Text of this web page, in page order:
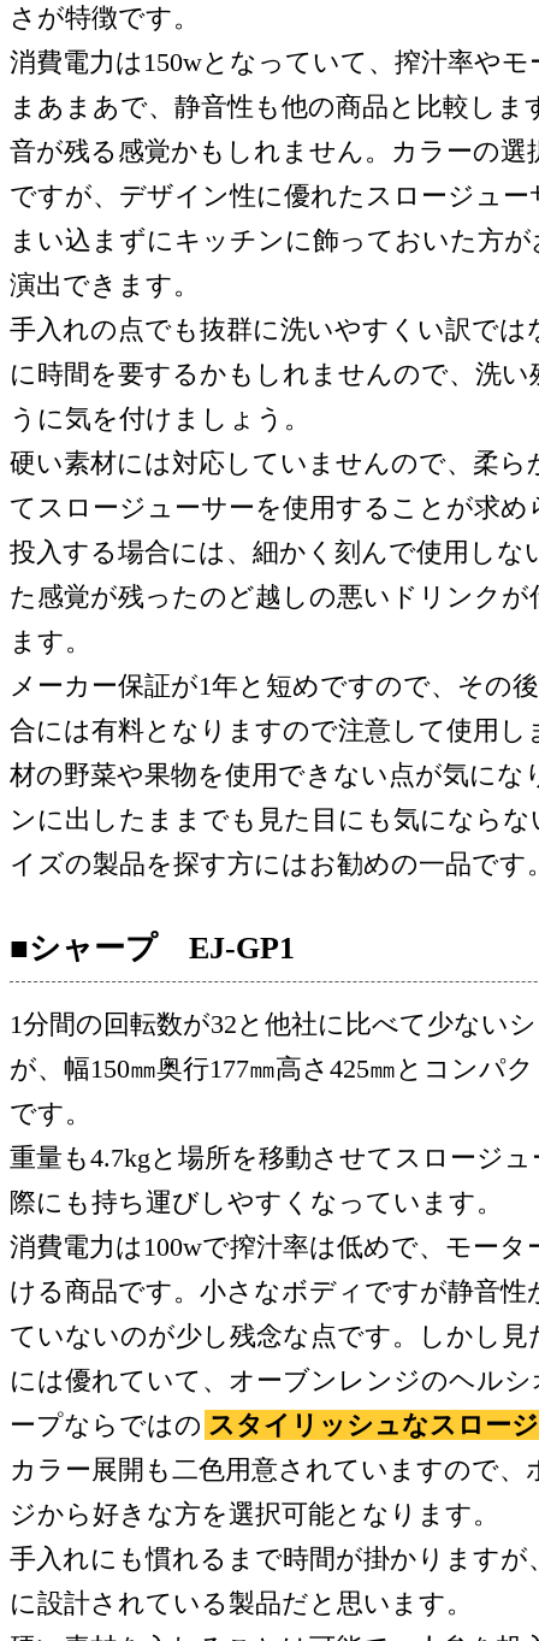
さが特徴です。
消費電力は150wとなっていて、搾汁率や
まあまあで、静音性も他の商品と比較しま
音が残る感覚かもしれません。カラーの選
ですが、デザイン性に優れたスロージュ
まい込まずにキッチンに飾っておいた方
演出できます。
手入れの点でも抜群に洗いやすくい訳では
に時間を要するかもしれませんので、洗
うに気を付けましょう。
硬い素材には対応していませんので、柔ら
てスロージューサーを使用することが求め
投入する場合には、細かく刻んで使用しな
た感覚が残ったのど越しの悪いドリンク
ます。
メーカー保証が1年と短めですので、その
合には有料となりますので注意して使用し
材の野菜や果物を使用できない点が気にな
ンに出したままでも見た目にも気になら
イズの製品を探す方にはお勧めの一品です
■シャープ EJ-GP1
1分間の回転数が32と他社に比べて少ない
が、幅150㎜奥行177㎜高さ425㎜とコンパ
です。
重量も4.7kgと場所を移動させてスロージ
際にも持ち運びしやすくなっています。
消費電力は100wで搾汁率は低めで、モータ
ける商品です。小さなボディですが静音
ていないのが少し残念な点です。しかし
には優れていて、オーブンレンジのヘル
ープならではの スタイリッシュなスロー
カラー展開も二色用意されていますので
ジから好きな方を選択可能となります。
手入れにも慣れるまで時間が掛かりますが
に設計されている製品だと思います。